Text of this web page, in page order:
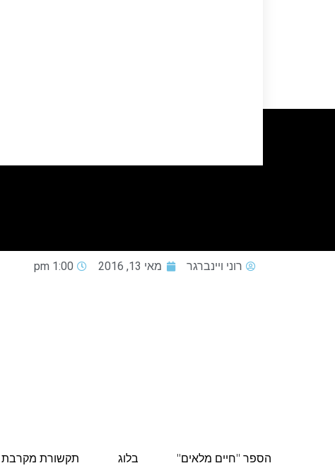
רוני ויינברגר מאי 13, 2016 1:00 pm
הספר "חיים מלאים" בלוג תקשורת מקרבת